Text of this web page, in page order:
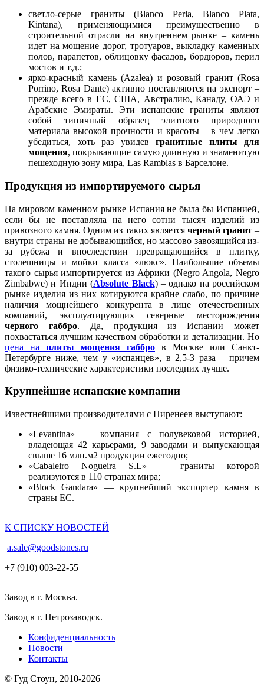
светло-серые граниты (Blanco Perla, Blanco Plata,
Kintana), применяющимися преимущественно в
строительной отрасли на внутреннем рынке – камень
идет на мощение дорог, тротуаров, выкладку каменных
полов, парапетов, облицовку фасадов, бордюров, перил
мостов и т.д.;
ярко-красный камень (Azalea) и розовый гранит (Rosa
Porrino, Rosa Dante) активно поставляются на экспорт –
прежде всего в ЕС, США, Австралию, Канаду, ОАЭ и
Арабские Эмираты. Эти испанские граниты являют
собой типичный образец элитного природного
материала высокой прочности и красоты – в чем легко
убедиться, хоть раз увидев гранитные плиты для
мощения, покрывающие самую длинную и знаменитую
пешеходную зону мира, Las Ramblas в Барселоне.
Продукция из импортируемого сырья
На мировом каменном рынке Испания не была бы Испанией,
если бы не поставляла на него сотни тысяч изделий из
привозного камня. Одним из таких является черный гранит–
внутри страны не добывающийся, но массово завозящийся из-
за рубежа и впоследствии превращающийся в плитку,
столешницы и мойки класса «люкс». Наибольшие объемы
такого сырья импортируется из Африки (Negro Angola, Negro
Zimbabwe) и Индии (Absolute Black) – однако на российском
рынке изделия из них котируются крайне слабо, по причине
наличия мощнейшего конкурента в лице отечественных
компаний, эксплуатирующих северные месторождения
черного габбро. Да, продукция из Испании может
похвастаться лучшим качеством обработки и детализации. Но
цена на плиты мощения габбро в Москве или Санкт-
Петербурге ниже, чем у «испанцев», в 2,5-3 раза – причем
физико-технические характеристики последних лучше.
Крупнейшие испанские компании
Известнейшими производителями с Пиренеев выступают:
«Levantina» — компания с полувековой историей,
владеющая 42 карьерами, 9 заводами и выпускающая
свыше 16 млн.м2 продукции ежегодно;
«Cabaleiro Nogueira S.L» — граниты которой
реализуются в 110 странах мира;
«Block Gandara» — крупнейший экспортер камня в
страны ЕС.
К СПИСКУ НОВОСТЕЙ
a.sale@goodstones.ru
+7 (910) 003-22-55
Завод в г. Москва.
Завод в г. Петрозаводск.
Конфиденциальность
Новости
Контакты
© Гуд Стоун, 2010-2026